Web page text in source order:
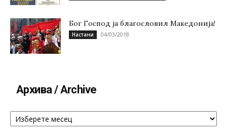
Бог Господ ја благословил Македонија!
Настани 04/03/2018
Архива / Archive
Архива